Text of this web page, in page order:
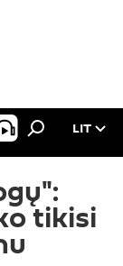
LIT
tikisi